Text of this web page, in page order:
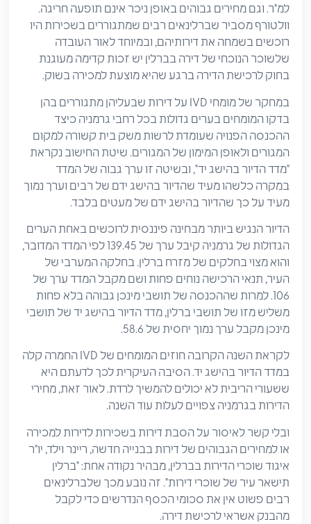
למ"ר. וגם מחירים גבוהים באופן ניכר אינם תופעה חריגה.
וולטורף מסביר שברלינאים רבים שמתגוררים בשכירות היו
רוכשים בשמחה את דירותיהם, ובמיוחד לאור העובדה
שלשוכר הנוכחי של דירה בברלין יש זכות קדימה מעוגנת
בחוק לרכישת הדירה ברגע שהיא מוצעת למכירה בשוק.
במחקר של מומחי IVD על דירות שבעליהן מתגוררים בהן
בדקו המומחים בערים גדולות בכל רחבי גרמניה כיצד
ההכנסה הפנויה שעומדת לרשות משק בית קשורה למקום
המגורים ולאופן המימון של המגורים. שיטת החישוב נקראת
"מדד הדיור בהישג יד", ובשיטה זו ערך גבוה של המדד
במקרה כלשהו מעיד שהדיור בהישג ידם של רבים וערך נמוך
מעיד על כך שהדיור בהישג ידם של מעטים בלבד.
הדיור הנגיש ביותר מבחינה פיננסית לרוכשים באחת הערים
הגדולות של גרמניה קיבל ערך של 139.45 לפי המדד המדובר,
והוא מצוי בחלקים של מזרח ברלין. בחלקה המערבי של
העיר, תנאי הרכישה נוחים פחות ושם מקבל המדד ערך של
106. למרות שההכנסה של תושבי מינכן גבוהה בלא פחות
משליש מזו של תושבי ברלין, מדד הדיור בהישג יד של תושבי
מינכן מקבל ערך נמוך יחסית של 58.6.
לקראת השנה הקרובה חוזים המומחים של IVD החמרה קלה
במדד הדיור בהישג יד. הסיבה העיקרית לכך לדעתם היא
ששעורי הריבית לא יכולים להמשיך לרדת. לאור זאת, מחירי
הדירות בגרמניה צפויים לעלות עוד השנה.
ובלי קשר לאיסור על הסבת דירות בשכירות לדירות למכירה
או למחירים הגבוהים של דירות בבנייה חדשה, ריינר וילד, יו"ר
איגוד שוכרי הדירות בברלין, מבהיר נקודה אחת: "ברלין
תישאר עיר של שוכרי דירות". זה נובע מכך שלברלינאים
רבים פשוט אין את סכומי הכסף הנדרשים כדי לקבל
מהבנק אשראי לרכישת דירה.